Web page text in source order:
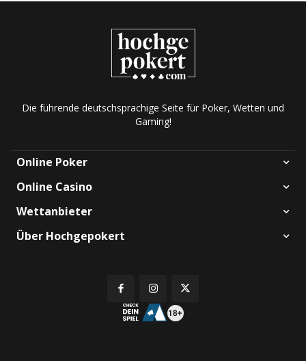
Die führende deutschsprachige Seite für Poker, Wetten und
Gaming!
Online Poker
Online Casino
Wettanbieter
Über Hochgepokert